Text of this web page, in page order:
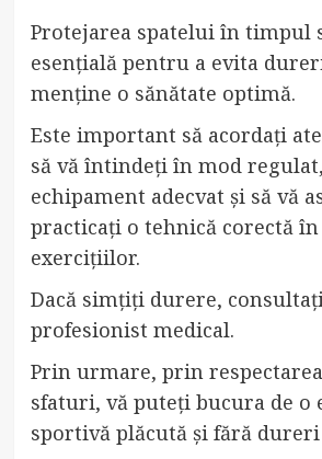
Protejarea spatelui în timpul
esențială pentru a evita
menține o sănătate optimă.
Este important să acordați
să vă întindeți în mod
echipament adecvat și să vă
practicați o tehnică corectă
exercițiilor.
Dacă simțiți durere,
profesionist medical.
Prin urmare, prin
sfaturi, vă puteți bucura de o
sportivă plăcută și fără dureri